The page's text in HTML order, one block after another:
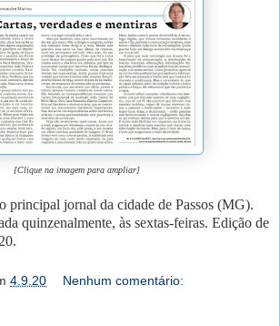
[Clique na imagem para ampliar]
principal jornal da cidade de Passos (MG).
quinzenalmente, às sextas-feiras. Edição de
4.9.20 Nenhum comentário: